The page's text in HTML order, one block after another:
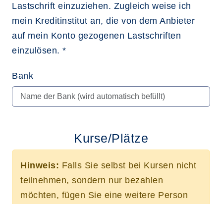
Lastschrift einzuziehen. Zugleich weise ich
mein Kreditinstitut an, die von dem Anbieter
auf mein Konto gezogenen Lastschriften
einzulösen. *
Bank
Kurse/Plätze
Hinweis: Falls Sie selbst bei Kursen nicht
teilnehmen, sondern nur bezahlen
möchten, fügen Sie eine weitere Person